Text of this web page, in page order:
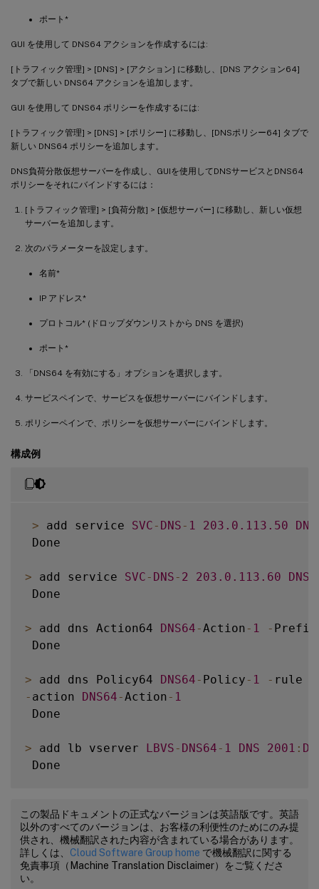
ポート*
GUI を使用して DNS64 アクションを作成するには:
[トラフィック管理] > [DNS] > [アクション] に移動し、[DNS アクション64]
タブで新しい DNS64 アクションを追加します。
GUI を使用して DNS64 ポリシーを作成するには:
[トラフィック管理] > [DNS] > [ポリシー] に移動し、[DNSポリシー64] タブで
新しい DNS64 ポリシーを追加します。
DNS負荷分散仮想サーバーを作成し、GUIを使用してDNSサービスとDNS64
ポリシーをそれにバインドするには：
[トラフィック管理] > [負荷分散] > [仮想サーバー] に移動し、新しい仮想
サーバーを追加します。
次のパラメーターを設定します。
名前*
IP アドレス*
プロトコル* (ドロップダウンリストから DNS を選択)
ポート*
「DNS64 を有効にする」オプションを選択します。
サービスペインで、サービスを仮想サーバーにバインドします。
ポリシーペインで、ポリシーを仮想サーバーにバインドします。
構成例
> add service SVC - DNS - 1 203.0 .113 .50
DNS
Done
> add service SVC - DNS - 2 203.0 .113 .60 DNS
Done
> add dns Action64 DNS64 -Action - 1 -
Done
> add dns Policy64 DNS64 - Policy - 1 - rule
- action DNS64 -Action - 1
Done
> add lb vserver LBVS - DNS64 - 1 DNS 2001 :
Done
Done
> bind lb vserver LBVS-DNS64-1 SVC-DNS
Done
この製品ドキュメントの正式なバージョンは英語版です。英語
以外のすべてのバージョンは、お客様の利便性のためにのみ提
供され、機械翻訳された内容が含まれている場合があります。
詳しくは、 Cloud Software Group home で機械翻訳に関する
免責事項（Machine Translation Disclaimer）をご覧くださ
い。